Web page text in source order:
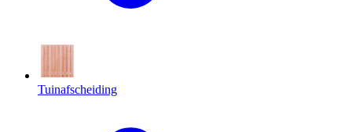
Tuinafscheiding